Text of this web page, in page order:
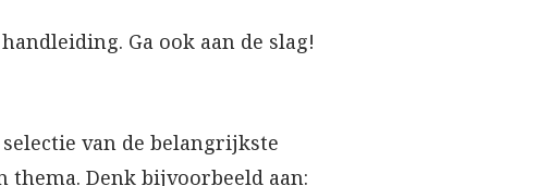
Ga ook aan de slag!
van de belangrijkste
thema. Denk bijvoorbeeld aan: